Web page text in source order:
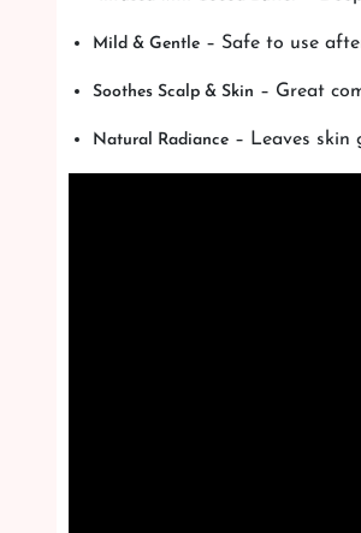
Mild & Gentle – Safe to use
Soothes Scalp & Skin – Great
Natural Radiance – Leaves